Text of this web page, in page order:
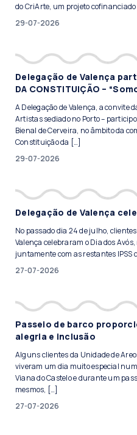
do CriArte, um projeto
29-07-2026
Delegação de Valença
DA CONSTITUIÇÃO –
A Delegação de Valença, a convite
Artistas sediado no Porto –
Bienal de Cerveira, no âmbito da
Constituição da […]
29-07-2026
Delegação de Valença
No passado dia 24 de julho,
Valença celebraram o Dia dos
juntamente com as restantes IPSS
27-07-2026
Passeio de barco
alegria e inclusão
Alguns clientes da Unidade de
viveram um dia muito especial
Viana do Castelo e durante um
mesmos, […]
27-07-2026